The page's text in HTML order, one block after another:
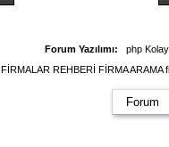
Forum Yazılımı:
php
FİRMALAR REHBERİ FİRMA
Forum